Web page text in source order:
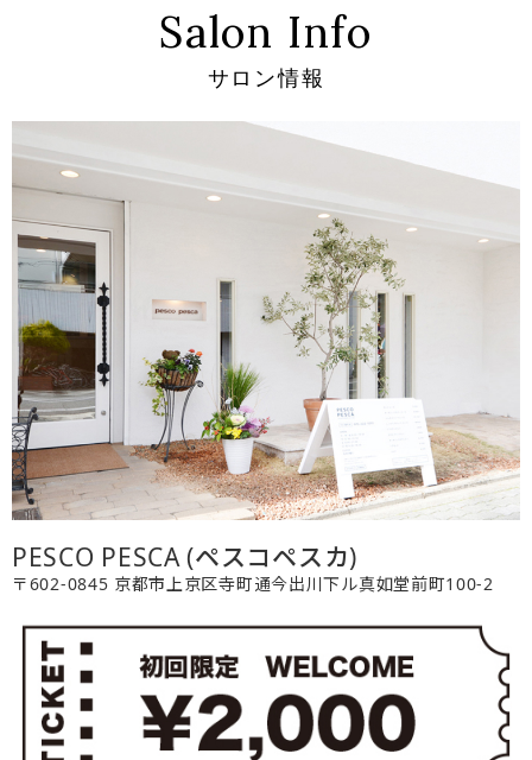
Salon Info
サロン情報
PESCO PESCA (ペスコペスカ)
〒602-0845 京都市上京区寺町通今出川下ル真如堂前町100-2